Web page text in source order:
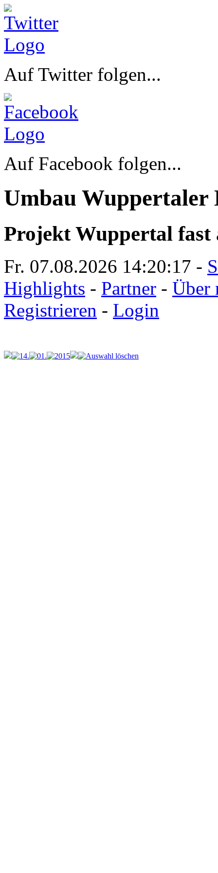
Auf Twitter folgen...
Auf Facebook folgen...
Umbau Wuppertaler
Projekt Wuppertal fast
Fr. 07.08.2026 14:20:17 -
Highlights - Partner - Über
Registrieren - Login